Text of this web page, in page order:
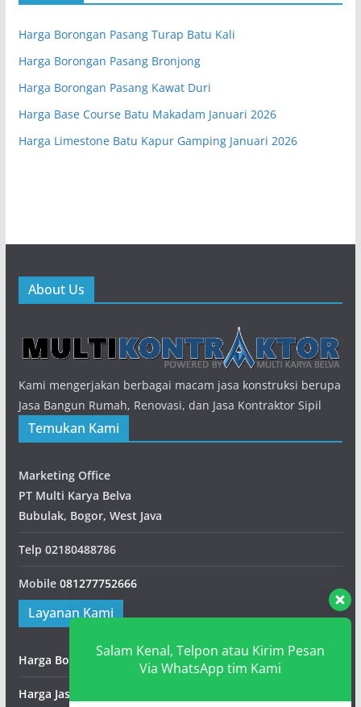
Harga Borongan Pasang Turap Batu Kali
Harga Borongan Pasang Bronjong
Harga Borongan Pasang Kawat Duri
Harga Base Course Batu Makadam Januari 2026
Harga Limestone Batu Kapur Gamping Januari 2026
About Us
Kami mengerjakan berbagai macam jasa konstruksi berupa
Jasa Bangun Rumah, Renovasi, dan Jasa Kontraktor Sipil
Temukan Kami
Marketing Office
PT Multi Karya Belva
Bubulak, Bogor, West Java
Telp 02180488786
Mobile 081277752666
Layanan Kami
Harga Borongan Bangunan
Harga Jasa Pematangan Lahan
Salam Kenal, Telpon atau Kirim Pesan
Via WhatsApp tim Kami